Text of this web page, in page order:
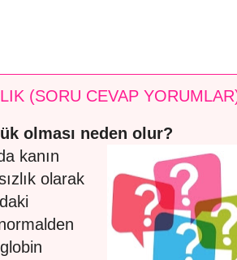
(SORU CEVAP
olması neden olur?
kanın
olarak